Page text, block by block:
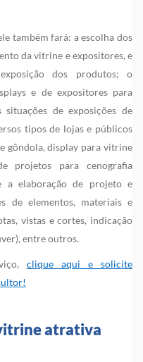
também fará: a escolha dos
da vitrine e expositores, e
dos produtos; o
e de expositores para
situações de exposições de
tipos de lojas e públicos
gôndola, display para vitrine
projetos para cenografia
a elaboração de projeto e
de elementos, materiais e
vistas e cortes, indicação
entre outros.
clique aqui e solicite
atrativa